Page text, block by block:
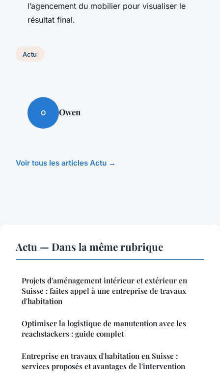
l’agencement du mobilier pour visualiser le
résultat final.
Actu
O Owen
Voir tous les articles Actu →
Actu — Dans la même rubrique
Projets d'aménagement intérieur et extérieur en
Suisse : faites appel à une entreprise de travaux
d'habitation
Optimiser la logistique de manutention avec les
reachstackers : guide complet
Entreprise en travaux d'habitation en Suisse :
services proposés et avantages de l'intervention